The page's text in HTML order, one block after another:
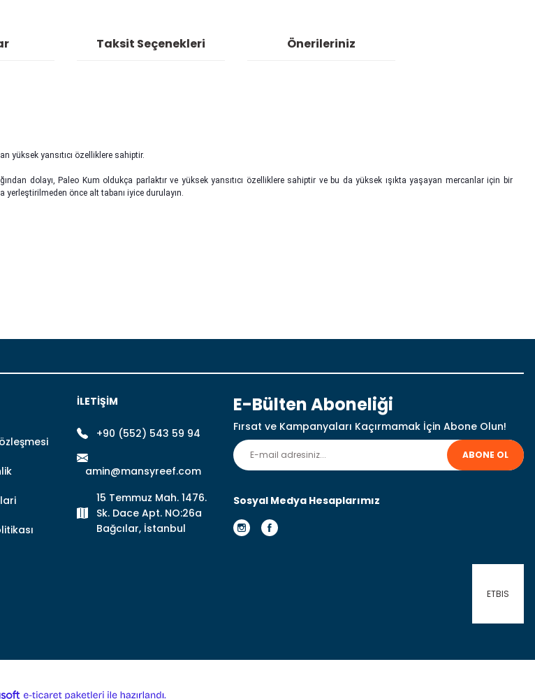
Taksit Seçenekleri Önerileriniz
yüksek yansıtıcı özelliklere sahiptir.
dolayı, Paleo Kum oldukça parlaktır ve yüksek yansıtıcı özelliklere sahiptir ve bu da yüksek ışıkta yaşayan mercanlar için bir
önce alt tabanı iyice durulayın.
Yorum Yaz
noktaları öneri formunu kullanarak tarafımıza iletebilirsiniz.
İLETİŞİM
+90 (552) 543 59 94
amin@mansyreef.com
15 Temmuz Mah. 1476.
Sk. Dace Apt. NO:26a
Bağcılar, İstanbul
E-Bülten Aboneliği
Fırsat ve Kampanyaları Kaçırmamak İçin Abone Olun!
ABONE OL
Sosyal Medya Hesaplarımız
ETBIS
ideasoft e-